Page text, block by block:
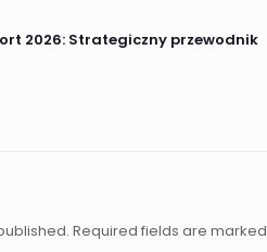
2026: Strategiczny przewodnik
Required fields are marked